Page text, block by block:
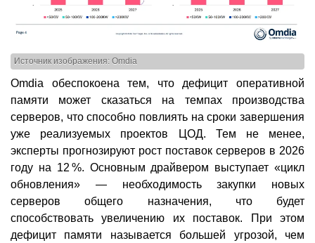
Источник изображения: Omdia
Omdia обеспокоена тем, что дефицит оперативной
памяти может сказаться на темпах производства
серверов, что способно повлиять на сроки завершения
уже реализуемых проектов ЦОД. Тем не менее,
эксперты прогнозируют рост поставок серверов в 2026
году на 12 %. Основным драйвером выступает «цикл
обновления» — необходимость закупки новых
серверов общего назначения, что будет
способствовать увеличению их поставок. При этом
дефицит памяти называется большей угрозой, чем